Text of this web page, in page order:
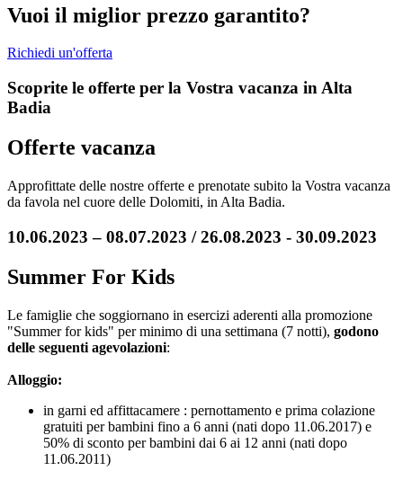
Vuoi il miglior prezzo garantito?
Richiedi un'offerta
Scoprite le offerte per la Vostra vacanza in Alta
Badia
Offerte vacanza
Approfittate delle nostre offerte e prenotate subito la Vostra vacanza
da favola nel cuore delle Dolomiti, in Alta Badia.
10.06.2023 – 08.07.2023 / 26.08.2023 - 30.09.2023
Summer For Kids
Le famiglie che soggiornano in esercizi aderenti alla promozione
"Summer for kids" per minimo di una settimana (7 notti), godono
delle seguenti agevolazioni:
Alloggio:
in garni ed affittacamere : pernottamento e prima colazione
gratuiti per bambini fino a 6 anni (nati dopo 11.06.2017) e
50% di sconto per bambini dai 6 ai 12 anni (nati dopo
11.06.2011)